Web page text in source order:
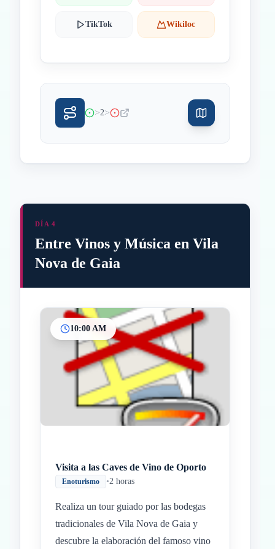
TikTok Wikiloc
>2>
InicioParadas intermedias
Final
DÍA 4
Entre Vinos y Música en Vila
Nova de Gaia
10:00 AM
Visita a las Caves de Vino de Oporto
Enoturismo •2 horas
Realiza un tour guiado por las bodegas
tradicionales de Vila Nova de Gaia y
descubre la elaboración del famoso vino